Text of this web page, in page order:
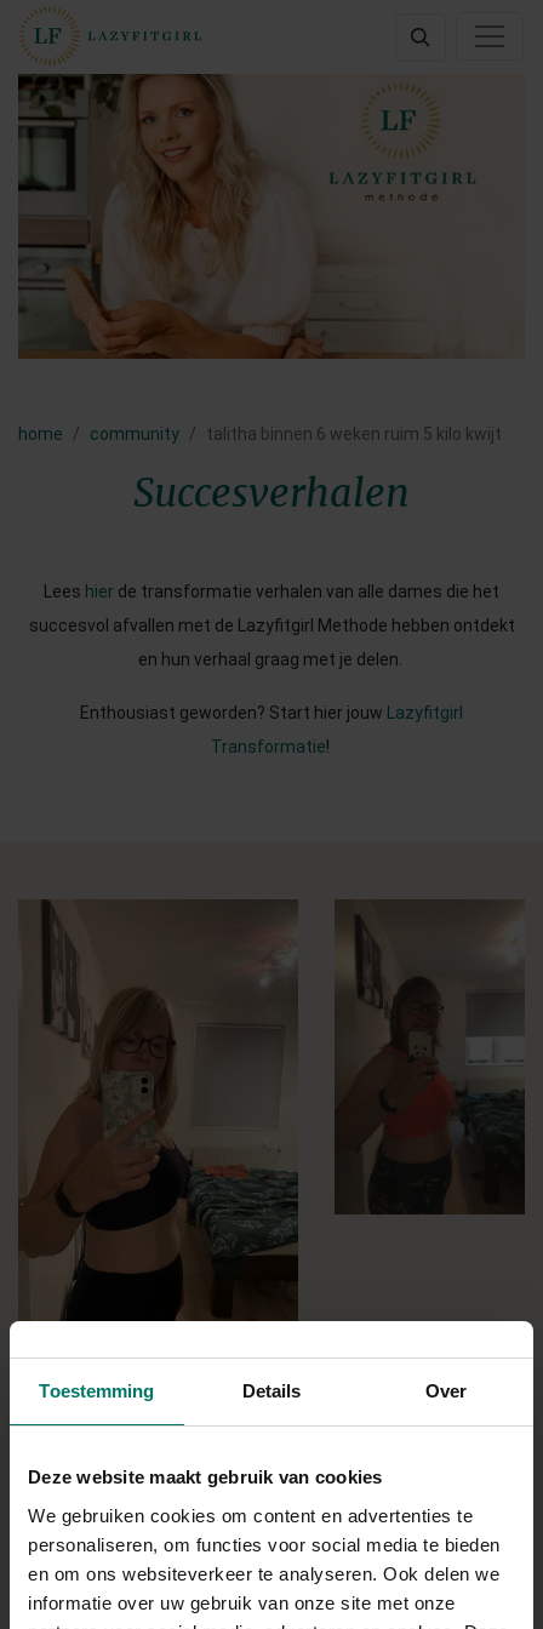
Toestemming Details Over
Deze website maakt gebruik van cookies
We gebruiken cookies om content en advertenties te
personaliseren, om functies voor social media te bieden
en om ons websiteverkeer te analyseren. Ook delen we
informatie over uw gebruik van onze site met onze
home community talitha binnen 6 weken ruim 5 kilo kwijt
Succesverhalen
Lees hier de transformatie verhalen van alle dames die het
succesvol afvallen met de Lazyfitgirl Methode hebben ontdekt
en hun verhaal graag met je delen.
Enthousiast geworden? Start hier jouw
Lazyfitgirl
Transformatie!
Talitha binnen 6 weken ruim 5
kilo kwijt
Maart 2020 kom ik via Instagram Anki tegen en ga haar
volgen. Ze heeft een methode ontwikkeld, de Lazyfitgirl
Methode om blijvend af te slanken. Dat vind ik interessant, na
mijn zwangerschappen en drie kinderen op de wereld gezet
te hebben ben ik de 70 kilo snel voorbijgegaan. Behoorlijk veel